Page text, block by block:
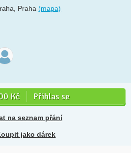
Praha(mapa)
Kč Přihlas se
na seznam přání
jako dárek